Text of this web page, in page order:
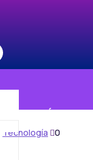
MENÚ
Tecnología 0